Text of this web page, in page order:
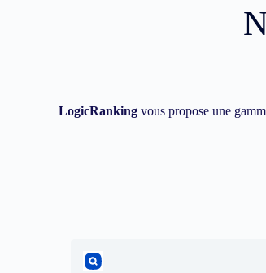
LogicRanking vous propose une